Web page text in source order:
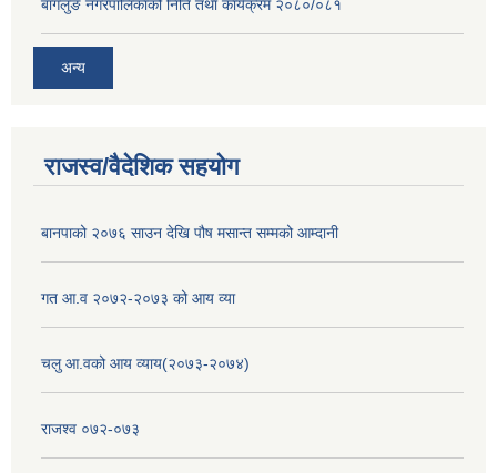
बागलुङ नगरपालिकाको निति तथा कार्यक्रम २०८०/०८१
अन्य
राजस्व/वैदेशिक सहयोग
बानपाको २०७६ साउन देखि पौष मसान्त सम्मको आम्दानी
गत आ.व २०७२-२०७३ को आय व्या
चलु आ.वको आय व्याय(२०७३-२०७४)
राजश्व ०७२-०७३